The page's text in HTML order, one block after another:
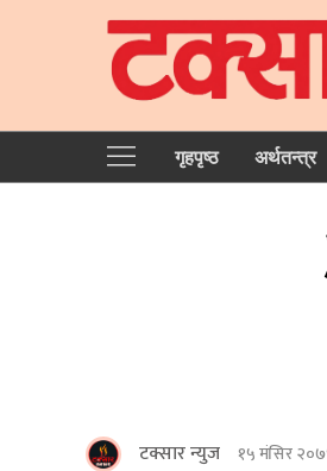
गृहपृष्‍ठ अर्थतन्त्र
टक्सार न्युज १५ मंसिर